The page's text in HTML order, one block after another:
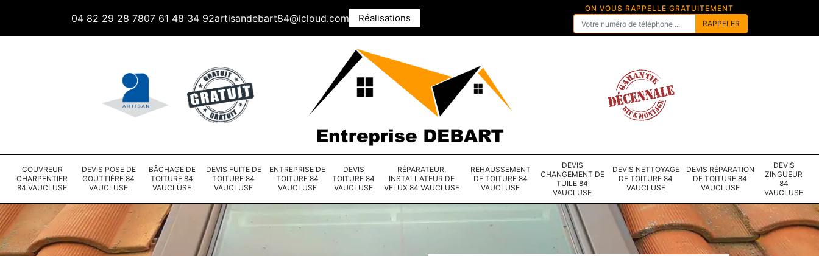
04 82 29 28 7807 61 48 34 92artisandebart84@icloud.com Réalisations
ON VOUS RAPPELLE GRATUITEMENT
COUVREUR
CHARPENTIER
84 VAUCLUSE
DEVIS POSE DE
GOUTTIÈRE 84
VAUCLUSE
BÂCHAGE DE
TOITURE 84
VAUCLUSE
DEVIS FUITE DE
TOITURE 84
VAUCLUSE
ENTREPRISE DE
TOITURE 84
VAUCLUSE
DEVIS
TOITURE 84
VAUCLUSE
RÉPARATEUR,
INSTALLATEUR DE
VELUX 84 VAUCLUSE
REHAUSSEMENT
DE TOITURE 84
VAUCLUSE
DEVIS
CHANGEMENT DE
TUILE 84
VAUCLUSE
DEVIS NETTOYAGE
DE TOITURE 84
VAUCLUSE
DEVIS RÉPARATION
DE TOITURE 84
VAUCLUSE
DEVIS
ZINGUEUR
84
VAUCLUSE